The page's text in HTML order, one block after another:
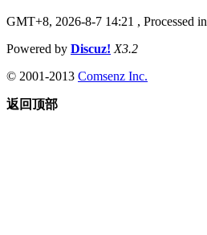
GMT+8, 2026-8-7 14:21 , Processed
Powered by Discuz! X3.2
© 2001-2013 Comsenz Inc.
返回顶部